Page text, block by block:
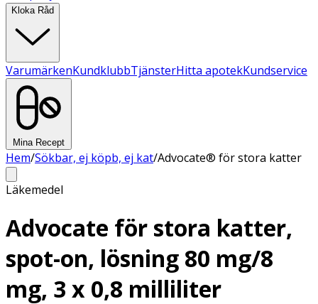
Kloka Råd
VarumärkenKundklubbTjänsterHitta apotekKundservice
Mina Recept
Hem/Sökbar, ej köpb, ej kat/Advocate® för stora katter
Läkemedel
Advocate för stora katter,
spot-on, lösning 80 mg/8
mg, 3 x 0,8 milliliter